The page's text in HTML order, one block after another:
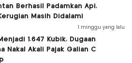
Berhasil Padamkan Api,
Masih Didalami
1 minggu yang lalu
1.647 Kubik, Dugaan
Nakal Akali Pajak Galian C